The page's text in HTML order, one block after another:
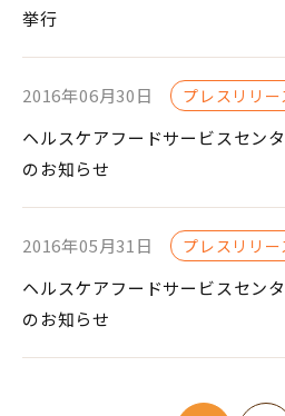
挙行
2016年06月30日 プレスリリー
ヘルスケアフードサービスセン
のお知らせ
2016年05月31日 プレスリリー
ヘルスケアフードサービスセン
のお知らせ